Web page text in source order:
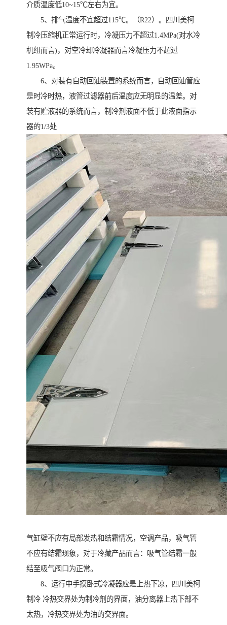
介质温度低10~15℃左右为宜。
5、排气温度不宜超过115℃。（R22）。四川美柯
制冷压缩机正常运行时，冷凝压力不超过1.4MPa(对水冷
机组而言)，对空冷却冷凝器而言冷凝压力不超过
1.95WPa。
6、对装有自动回油装置的系统而言，自动回油管应
是时冷时热，液管过滤器前后温度应无明显的温差。对
装有贮液器的系统而言，制冷剂液面不低于此液面指示
器的1/3处
气缸壁不应有局部发热和结霜情况，空调产品，吸气管
不应有结霜现象，对于冷藏产品而言：吸气管结霜一般
结至吸气阀口为正常。
8、运行中手摸卧式冷凝器应是上热下凉，四川美柯
制冷 冷热交界处为制冷剂的界面，油分离器上热下部不
太热，冷热交界处为油的交界面。